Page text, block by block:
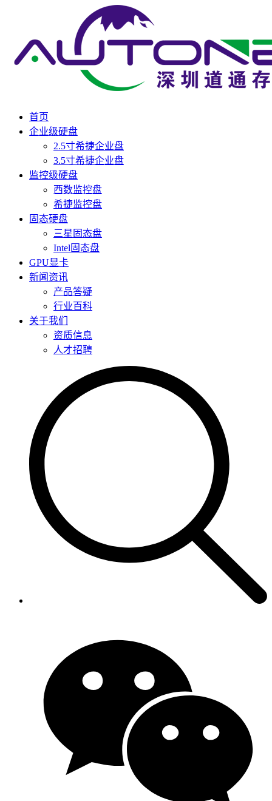
首页
企业级硬盘
2.5寸希捷企业盘
3.5寸希捷企业盘
监控级硬盘
西数监控盘
希捷监控盘
固态硬盘
三星固态盘
Intel固态盘
GPU显卡
新闻资讯
产品答疑
行业百科
关于我们
资质信息
人才招聘